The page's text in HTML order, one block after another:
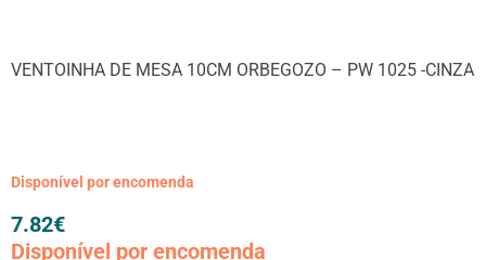
VENTOINHA DE MESA 10CM ORBEGOZO – PW 1025 -CINZA
Disponível por encomenda
7.82€
Disponível por encomenda